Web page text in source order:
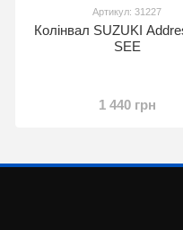
Артикул: 31227
Колінвал SUZUKI
SEE
1 440 грн